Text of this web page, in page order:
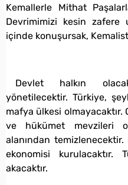
Kemallerle Mithat
Devrimimizi kesin zafere
içinde konuşursak,
Devlet halkın
yönetilecektir. Türkiye,
mafya ülkesi olmayacaktır.
ve hükümet mevzileri
alanından
ekonomisi kurulacaktır.
akacaktır.